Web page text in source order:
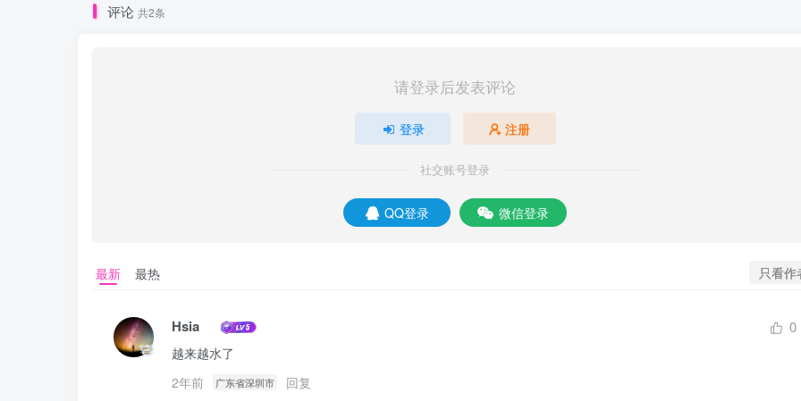
评论 共2条
请登录后发表评论
登录 注册
社交账号登录
QQ登录 微信登录
最新 最热 只看作
Hsia 0
越来越水了
2年前
广东省深圳市 回复